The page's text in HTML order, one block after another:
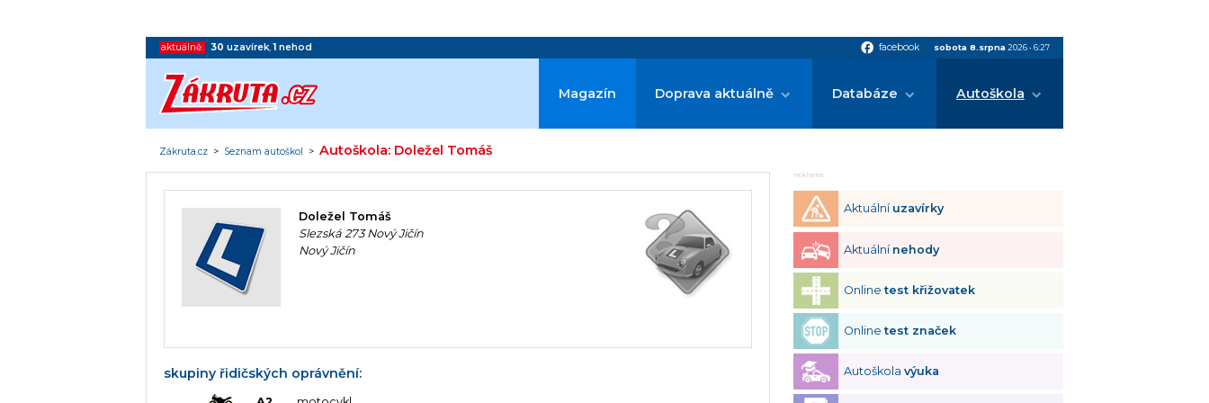
aktuálně: 30 uzavírek,1 nehod facebook facebook sobota 8.srpna 2026• 6:27
Magazín Doprava aktuálně Databáze Autoškola
Zákruta.cz > Seznam autoškol >Autoškola: Doležel Tomáš
Doležel Tomáš
Slezská 273 Nový Jičín
Nový Jičín
skupiny řidičských oprávnění:
reklama
Aktuální uzavírky
Aktuální nehody
Onlinetest křižovatek
Onlinetest značek
Autoškolavýuka